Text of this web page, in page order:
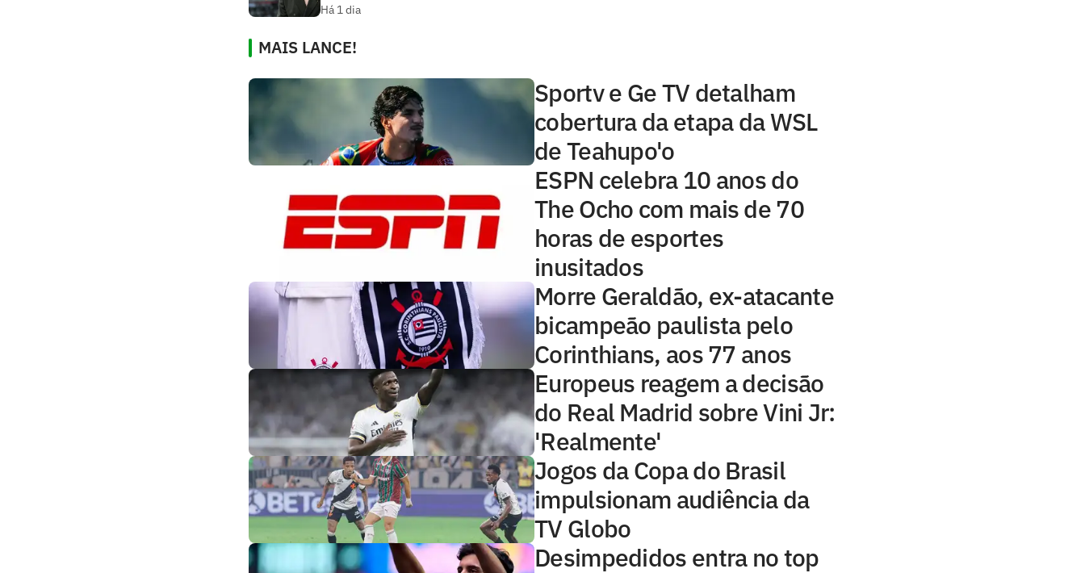
Há 1 dia
MAIS LANCE!
Sportv e Ge TV detalham
cobertura da etapa da WSL
de Teahupo'o
ESPN celebra 10 anos do
The Ocho com mais de 70
horas de esportes
inusitados
Morre Geraldão, ex-atacante
bicampeão paulista pelo
Corinthians, aos 77 anos
Europeus reagem a decisão
do Real Madrid sobre Vini Jr:
'Realmente'
Jogos da Copa do Brasil
impulsionam audiência da
TV Globo
Desimpedidos entra no top